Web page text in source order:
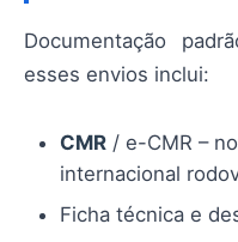
Documentação
esses envios inclui:
CMR / e-CMR –
internacional
Ficha técnica e